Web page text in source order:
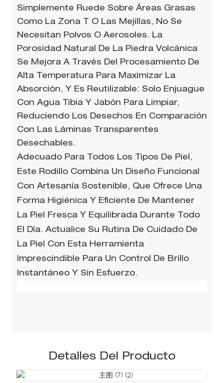
Simplemente Ruede Sobre Áreas Grasas
Como La Zona T O Las Mejillas, No Se
Necesitan Polvos O Aerosoles. La
Porosidad Natural De La Piedra Volcánica
Se Mejora A Través Del Procesamiento De
Alta Temperatura Para Maximizar La
Absorción, Y Es Reutilizable: Solo Enjuague
Con Agua Tibia Y Jabón Para Limpiar,
Reduciendo Los Desechos En Comparación
Con Las Láminas Transparentes
Desechables.
Adecuado Para Todos Los Tipos De Piel,
Este Rodillo Combina Un Diseño Funcional
Con Artesanía Sostenible, Que Ofrece Una
Forma Higiénica Y Eficiente De Mantener
La Piel Fresca Y Equilibrada Durante Todo
El Día. Actualice Su Rutina De Cuidado De
La Piel Con Esta Herramienta
Imprescindible Para Un Control De Brillo
Instantáneo Y Sin Esfuerzo.
Detalles Del Producto